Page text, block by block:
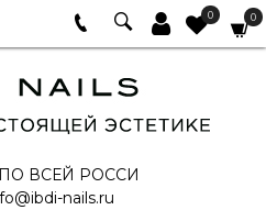
0 0
ВСЕЙ РОССИ
nails.ru